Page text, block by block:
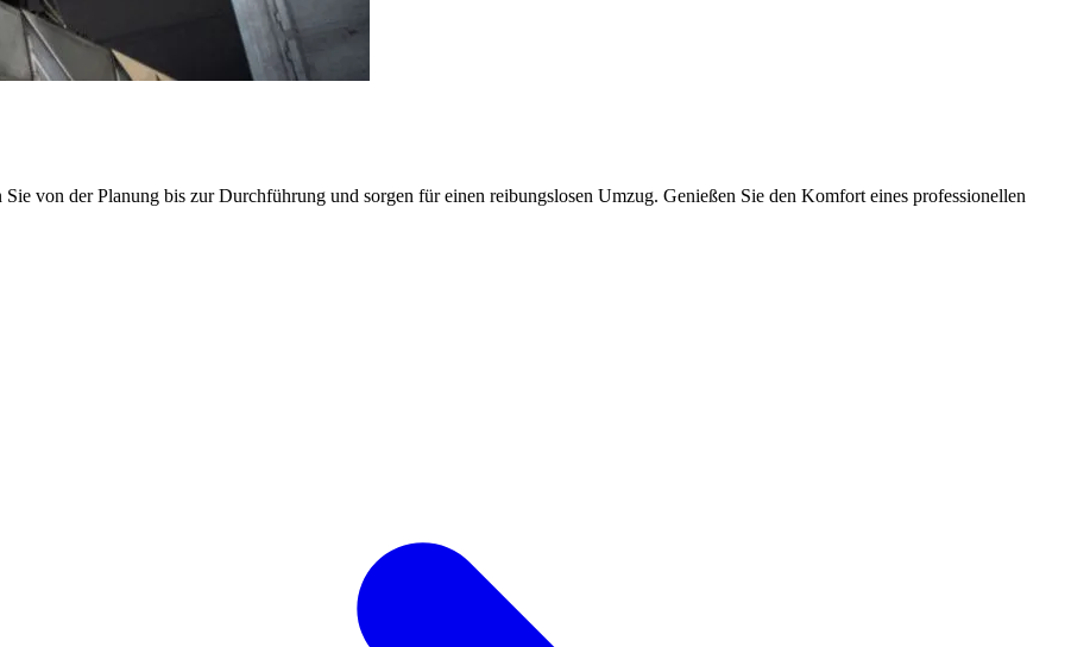
von der Planung bis zur Durchführung und sorgen für einen reibungslosen Umzug. Genießen Sie den Komfort eines professionellen